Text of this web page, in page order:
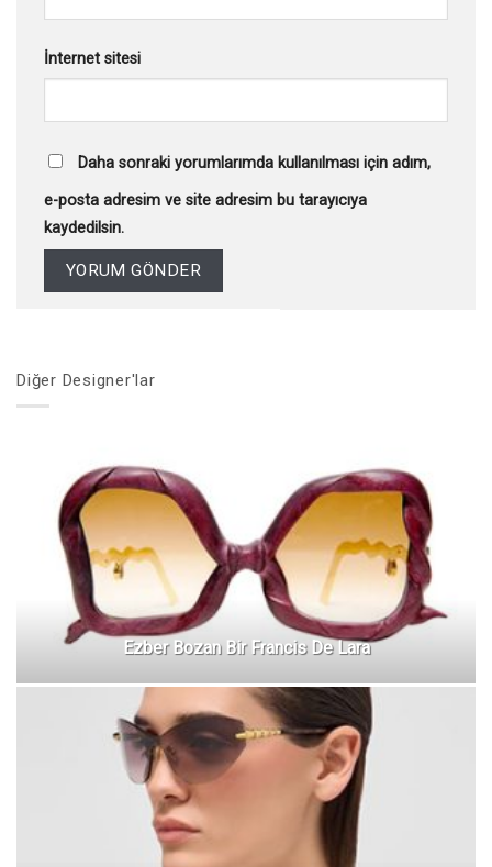
İnternet sitesi
Daha sonraki yorumlarımda kullanılması için adım,
e-posta adresim ve site adresim bu tarayıcıya
kaydedilsin.
Diğer Designer'lar
Ezber Bozan Bir Francis De Lara